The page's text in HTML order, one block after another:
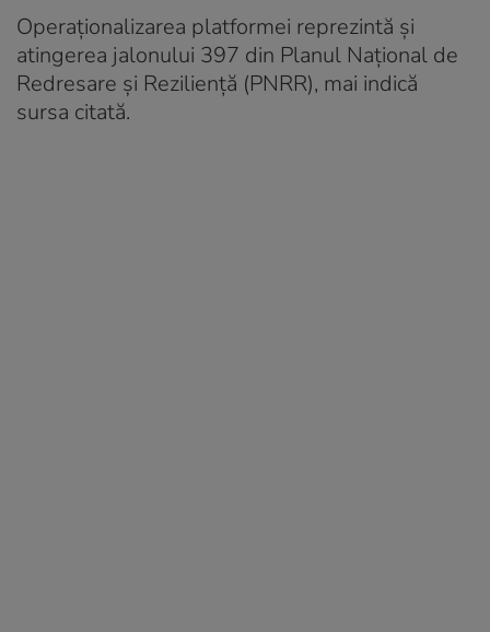
Operaţionalizarea platformei reprezintă şi
atingerea jalonului 397 din Planul Naţional de
Redresare şi Rezilienţă (PNRR), mai indică
sursa citată.